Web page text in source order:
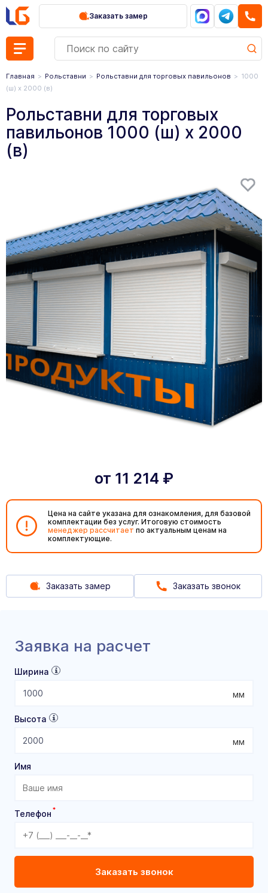
Заказать замер
Главная Рольставни Рольставни для торговых павильонов
1000
(ш) х 2000 (в)
Рольставни для торговых
павильонов 1000 (ш) х 2000
(в)
от 11 214 ₽
Цена на сайте указана для ознакомления, для базовой
комплектации без услуг. Итоговую стоимость
менеджер рассчитает по актуальным ценам на
комплектующие.
Заказать замер Заказать звонок
Заявка на расчет
Ширина
мм
Высота
мм
Имя
Телефон *